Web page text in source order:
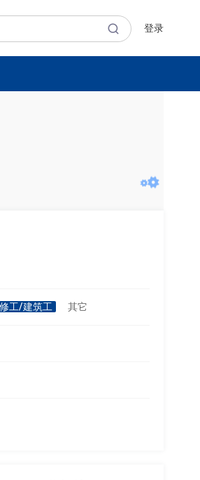
登录
工/建筑工 其它